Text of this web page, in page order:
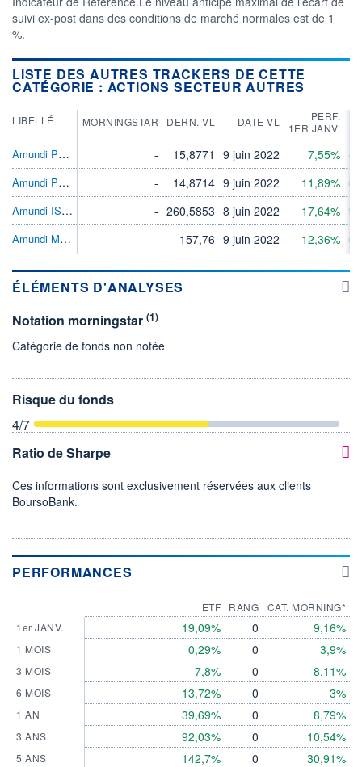
suivi ex-post dans des conditions de marché normales est de 1
%.
LISTE DES AUTRES TRACKERS DE CETTE
CATÉGORIE : ACTIONS SECTEUR AUTRES
LIBELLÉ MORNINGSTAR DERN. VL DATE VL
PERF.
1ER JANV.
Amundi PEA Emerg EMEA MSCI ESG Trans ETF - 15,8771 9 juin 2022 7,55%
Amundi PEA S&P 500 UCITS ETF EUR H Acc
- 14,8714 9 juin 2022 11,89%
Amundi IS Japan Topix ETF-C EUR Hdg
- 260,5853 8 juin 2022 17,64%
Amundi MSCI World Swap II ETF EUR H Dist
- 157,76 9 juin 2022 12,36%
ÉLÉMENTS D'ANALYSES
Notation morningstar (1)
Catégorie de fonds non notée
Risque du fonds
4/7
Ratio de Sharpe
Ces informations sont exclusivement réservées aux clients
BoursoBank.
PERFORMANCES
1er JANV.
1 MOIS
3 MOIS
6 MOIS
1 AN
3 ANS
5 ANS
ETF
19,09%
0,29%
7,8%
13,72%
39,69%
92,03%
142,7%
RANG
0
0
0
0
0
0
0
CAT. MORNING*
9,16%
3,9%
8,11%
3%
8,79%
10,54%
30,91%